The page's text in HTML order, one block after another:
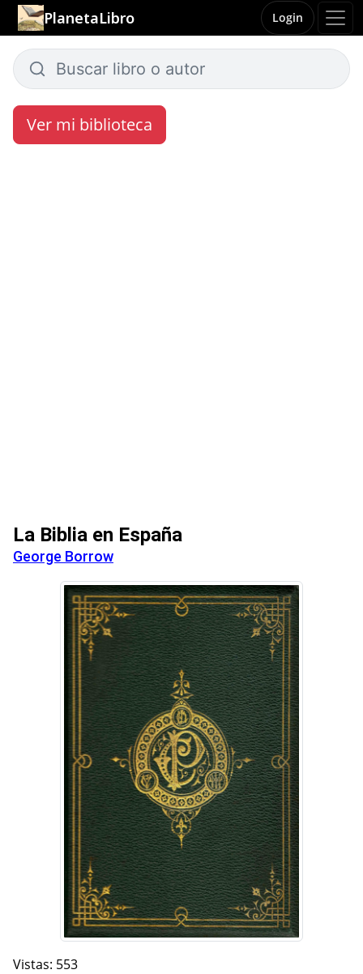
PlanetaLibro Login
Ver mi biblioteca
La Biblia en España
George Borrow
Vistas: 553